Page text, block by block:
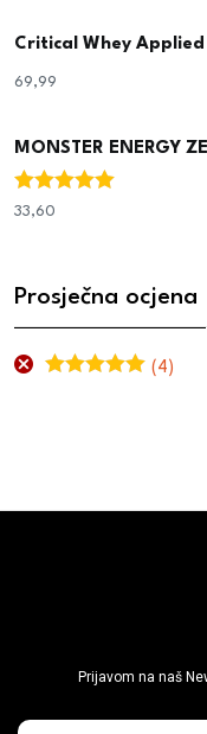
Critical Whey
69,99
MONSTER ENERGY
Ocjenjeno
33,60
Prosječna ocjena
(4)
Prijavom na naš